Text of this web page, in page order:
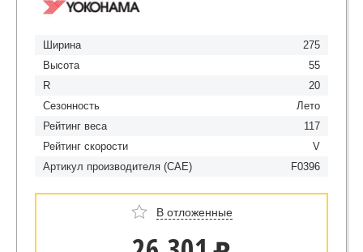
Ширина
275
Высота
55
R
20
Сезонность
Лето
Рейтинг веса
117
Рейтинг скорости
V
Артикул производителя (CAE)
F0396
В отложенные